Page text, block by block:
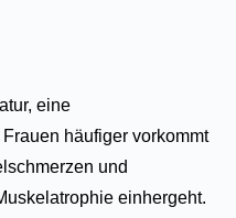
eine
häufiger vorkommt
und
einhergeht.